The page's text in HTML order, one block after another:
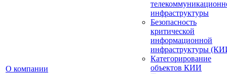
О компании
инфраструктуры
Безопасность
критической
информационной
инфраструктуры
Категорирование
объектов КИИ